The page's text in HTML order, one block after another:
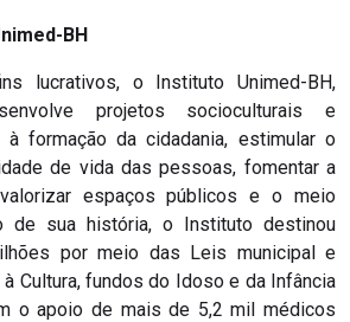
BH
lucrativos, o Instituto Unimed-BH,
projetos socioculturais e
à formação da cidadania, estimular o
de vida das pessoas, fomentar a
espaços públicos e o meio
de sua história, o Instituto destinou
por meio das Leis municipal e
Cultura, fundos do Idoso e da Infância
o apoio de mais de 5,2 mil médicos